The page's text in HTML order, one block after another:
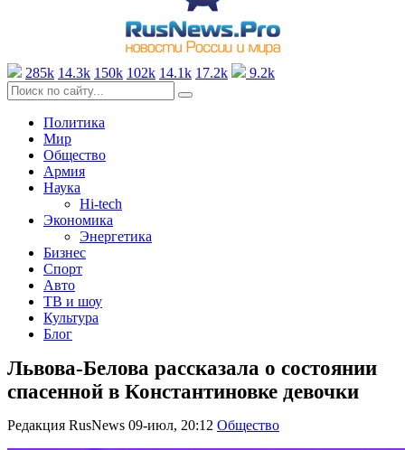
285k 14.3k 150k 102k 14.1k 17.2k 9.2k
Политика
Мир
Общество
Армия
Наука
Hi-tech
Экономика
Энергетика
Бизнес
Спорт
Авто
ТВ и шоу
Культура
Блог
Львова-Белова рассказала о состоянии
спасенной в Константиновке девочки
Редакция RusNews 09-июл, 20:12 Общество